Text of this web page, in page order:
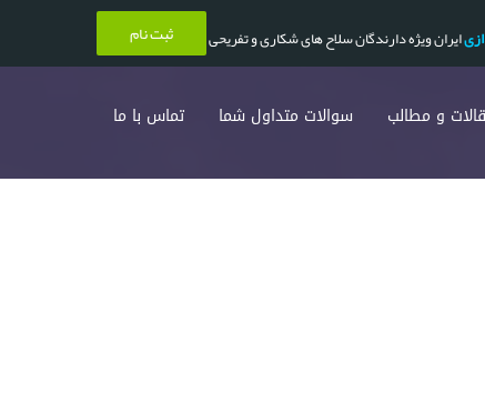
ایران ویژه دارندگان سلاح های شکاری و تفریحی ثبت نام
و مطالب سوالات متداول شما تماس با ما